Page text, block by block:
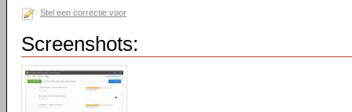
Stel een correctie voor
Screenshots: